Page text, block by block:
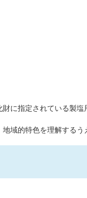
に指定されている製
域的特色を理解するう